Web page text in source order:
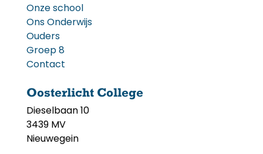
Onze school
Ons Onderwijs
Ouders
Groep 8
Contact
Oosterlicht College
Dieselbaan 10
3439 MV
Nieuwegein